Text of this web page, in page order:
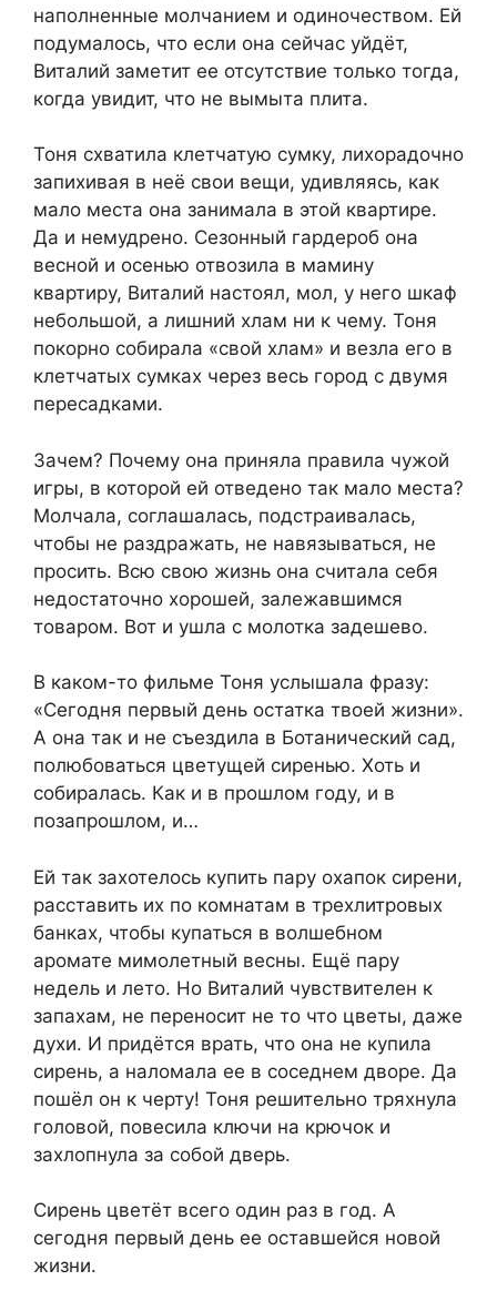
наполненные молчанием и одиночеством. Ей
подумалось, что если она сейчас уйдёт,
Виталий заметит ее отсутствие только тогда,
когда увидит, что не вымыта плита.
Тоня схватила клетчатую сумку, лихорадочно
запихивая в неё свои вещи, удивляясь, как
мало места она занимала в этой квартире.
Да и немудрено. Сезонный гардероб она
весной и осенью отвозила в мамину
квартиру, Виталий настоял, мол, у него шкаф
небольшой, а лишний хлам ни к чему. Тоня
покорно собирала «свой хлам» и везла его в
клетчатых сумках через весь город с двумя
пересадками.
Зачем? Почему она приняла правила чужой
игры, в которой ей отведено так мало места?
Молчала, соглашалась, подстраивалась,
чтобы не раздражать, не навязываться, не
просить. Всю свою жизнь она считала себя
недостаточно хорошей, залежавшимся
товаром. Вот и ушла с молотка задешево.
В каком-то фильме Тоня услышала фразу:
«Сегодня первый день остатка твоей жизни».
А она так и не съездила в Ботанический сад,
полюбоваться цветущей сиренью. Хоть и
собиралась. Как и в прошлом году, и в
позапрошлом, и…
Ей так захотелось кyпить пару охапок сирени,
расставить их по комнатам в трехлитровых
банках, чтобы купаться в волшебном
аромате мимолетный весны. Ещё пару
недель и лето. Но Виталий чувствителен к
запахам, не переносит не то что цветы, даже
духи. И придётся врать, что она не кyпила
сирень, а наломала ее в соседнем дворе. Да
пошёл он к черту! Тоня решительно тряхнула
головой, повесила ключи на крючок и
захлопнула за собой дверь.
Сирень цветёт всего один раз в год. А
сегодня первый день ее оставшейся новой
жизни.